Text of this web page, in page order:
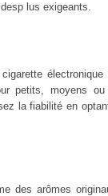
lus exigeants.
petits, moyens
la fiabilité en
des arômes